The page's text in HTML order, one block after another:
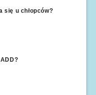
się u chłopców?